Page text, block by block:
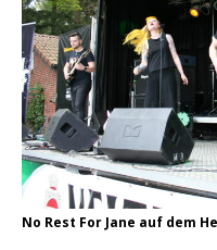
No Rest For Jane auf dem